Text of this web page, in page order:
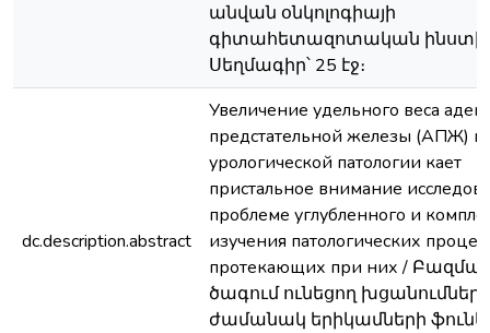
անվան օնկոլոգիայի
գիտահետազոտական
Սեղմագիր՝ 25 էջ։
dc.description.abstract
Увеличение удельного веса
предстательной железы (АПЖ) в
урологической патологии кает
пристальное внимание
проблеме углубленного и
изучения патологических
протекающих при них /
ծագում ունեցող խցանումների
ժամանակ երիկամների